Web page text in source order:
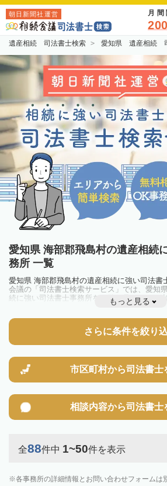
朝日新聞社運営 月間
遺産相続 司法書士検索 愛知県 遺産相続
愛知県 海部郡飛島村の遺産相続
務所 一覧
愛知県 海部郡飛島村の遺産相続に強い司法書
会議の「司法書士検索サービス」では、愛知
続に強い司法書士事務所を一覧で見ることが
やお悩みを抱えている方は一度近隣の司法書
もっと見る
さらに条件を絞り
市区町村から司法書士
相談内容から司法書士
全88件中 1~50件を表示
各事務所の詳細情報とお問い合わせフォームは